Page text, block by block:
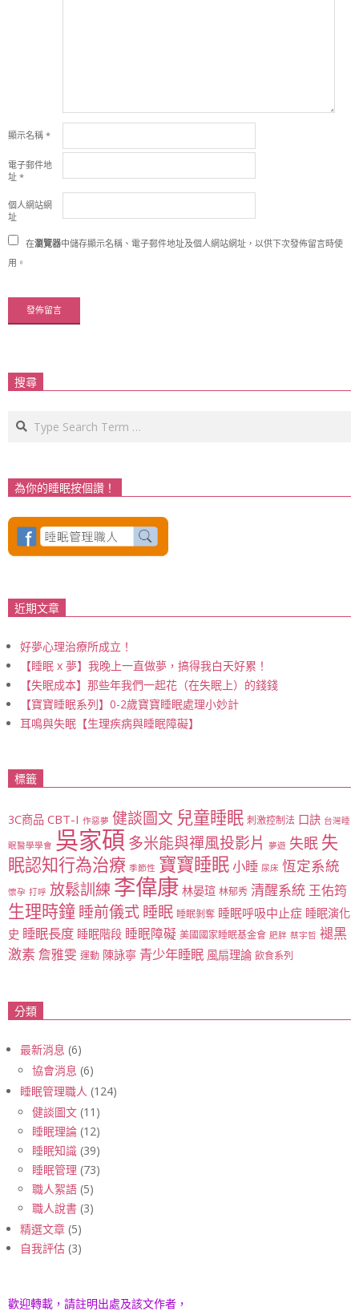
顯示名稱 *
電子郵件地
址 *
個人網站網
址
在瀏覽器中儲存顯示名稱、電子郵件地址及個人網站網址，以供下次發佈留言時使
用。
搜尋
Search
為你的睡眠按個讚！
近期文章
好夢心理治療所成立！
【睡眠 x 夢】我晚上一直做夢，搞得我白天好累！
【失眠成本】那些年我們一起花（在失眠上）的錢錢
【寶寶睡眠系列】0-2歲寶寶睡眠處理小妙計
耳鳴與失眠【生理疾病與睡眠障礙】
標籤
3C商品 CBT-I 作惡夢 健談圖文 兒童睡眠 刺激控制法 口訣 台灣睡
眠醫學學會 吳家碩 多米能與禪風投影片 夢遊 失眠 失
眠認知行為治療 季節性 寶寶睡眠小睡 尿床 恆定系統
懷孕 打呼 放鬆訓練 李偉康 林晏瑄 林郁秀 清醒系統 王佑筠
生理時鐘睡前儀式睡眠 睡眠剝奪 睡眠呼吸中止症 睡眠演化
史 睡眠長度 睡眠階段 睡眠障礙 美國國家睡眠基金會 肥胖 蔡宇哲 褪黑
激素詹雅雯 運動 陳詠寧 青少年睡眠 風扇理論 飲食系列
分類
最新消息 (6)
協會消息 (6)
睡眠管理職人 (124)
健談圖文 (11)
睡眠理論 (12)
睡眠知識 (39)
睡眠管理 (73)
職人絮語 (5)
職人說書 (3)
精選文章 (5)
自我評估 (3)
歡迎轉載，請註明出處及該文作者，